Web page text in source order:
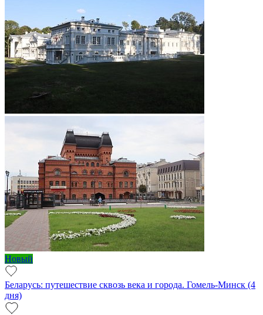
Новый
Беларусь: путешествие сквозь века и города. Гомель-Минск (4
дня)